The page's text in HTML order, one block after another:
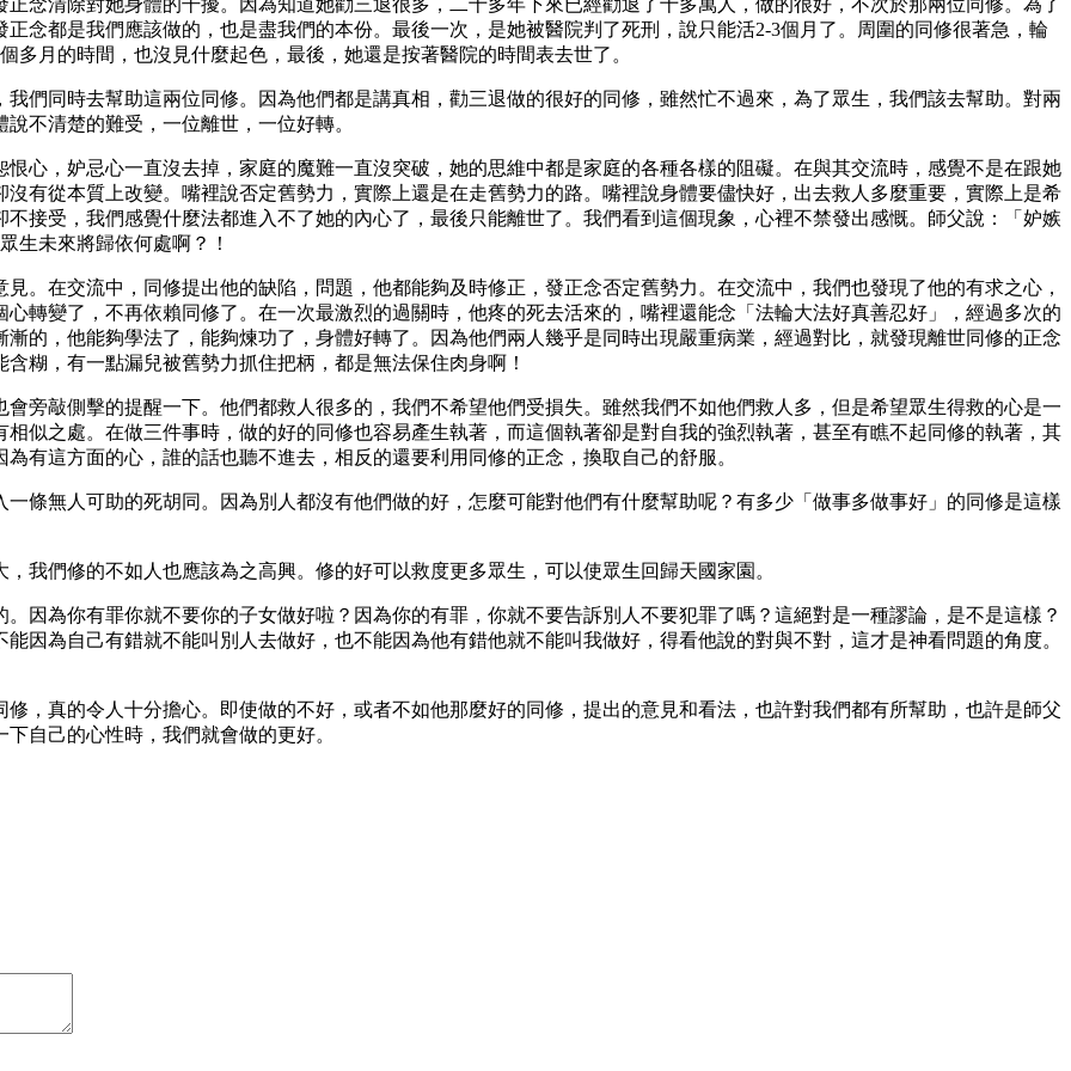
念都是我們應該做的，也是盡我們的本份。最後一次，是她被醫院判了死刑，說只能活2-3個月了。周圍的同修很著急，輪
月的時間，也沒見什麼起色，最後，她還是按著醫院的時間表去世了。
們同時去幫助這兩位同修。因為他們都是講真相，勸三退做的很好的同修，雖然忙不過來，為了眾生，我們該去幫助。對兩
不清楚的難受，一位離世，一位好轉。
心，妒忌心一直沒去掉，家庭的魔難一直沒突破，她的思維中都是家庭的各種各樣的阻礙。在與其交流時，感覺不是在跟她
有從本質上改變。嘴裡說否定舊勢力，實際上還是在走舊勢力的路。嘴裡說身體要儘快好，出去救人多麼重要，實際上是希
接受，我們感覺什麼法都進入不了她的內心了，最後只能離世了。我們看到這個現象，心裡不禁發出感慨。師父說：「妒嫉
生未來將歸依何處啊？！
。在交流中，同修提出他的缺陷，問題，他都能夠及時修正，發正念否定舊勢力。在交流中，我們也發現了他的有求之心，
轉變了，不再依賴同修了。在一次最激烈的過關時，他疼的死去活來的，嘴裡還能念「法輪大法好真善忍好」，經過多次的
的，他能夠學法了，能夠煉功了，身體好轉了。因為他們兩人幾乎是同時出現嚴重病業，經過對比，就發現離世同修的正念
糊，有一點漏兒被舊勢力抓住把柄，都是無法保住肉身啊！
旁敲側擊的提醒一下。他們都救人很多的，我們不希望他們受損失。雖然我們不如他們救人多，但是希望眾生得救的心是一
似之處。在做三件事時，做的好的同修也容易產生執著，而這個執著卻是對自我的強烈執著，甚至有瞧不起同修的執著，其
有這方面的心，誰的話也聽不進去，相反的還要利用同修的正念，換取自己的舒服。
條無人可助的死胡同。因為別人都沒有他們做的好，怎麼可能對他們有什麼幫助呢？有多少「做事多做事好」的同修是這樣
我們修的不如人也應該為之高興。修的好可以救度更多眾生，可以使眾生回歸天國家園。
因為你有罪你就不要你的子女做好啦？因為你的有罪，你就不要告訴別人不要犯罪了嗎？這絕對是一種謬論，是不是這樣？
因為自己有錯就不能叫別人去做好，也不能因為他有錯他就不能叫我做好，得看他說的對與不對，這才是神看問題的角度。
，真的令人十分擔心。即使做的不好，或者不如他那麼好的同修，提出的意見和看法，也許對我們都有所幫助，也許是師父
自己的心性時，我們就會做的更好。